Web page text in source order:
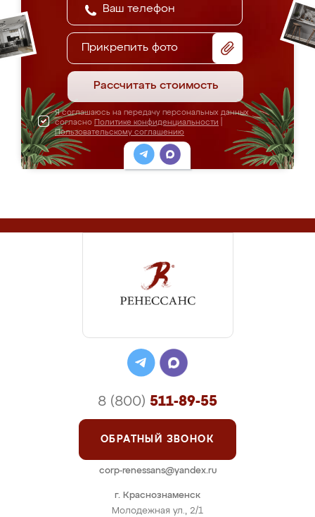
Прикрепить фото
Рассчитать стоимость
Я соглашаюсь на передачу персональных данных
согласно Политике конфиденциальности
Пользовательскому соглашению
г. Краснознаменск
Молодежная ул., 2/1
8 (800) 511-89-55
ОБРАТНЫЙ ЗВОНОК
corp-renessans@yandex.ru